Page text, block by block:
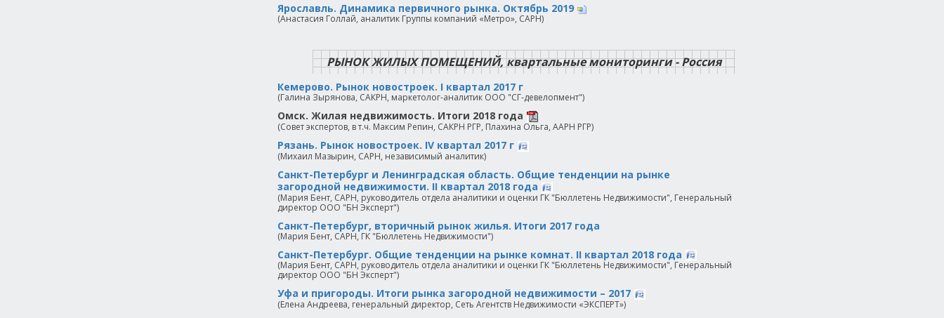
Ярославль. Динамика первичного рынка. Октябрь 2019
(Анастасия Голлай, аналитик Группы компаний «Метро», САРН)
РЫНОК ЖИЛЫХ ПОМЕЩЕНИЙ, квартальные мониторинги - Россия
Кемерово. Рынок новостроек. I квартал 2017 г
(Галина Зырянова, САКРН, маркетолог-аналитик ООО "СГ-девелопмент")
Омск. Жилая недвижимость. Итоги 2018 года
(Совет экспертов, в т.ч. Максим Репин, САКРН РГР, Плахина Ольга, ААРН РГР)
Рязань. Рынок новостроек. IV квартал 2017 г
(Михаил Мазырин, САРН, независимый аналитик)
Санкт-Петербург и Ленинградская область. Общие тенденции на рынке
загородной недвижимости. II квартал 2018 года
(Мария Бент, САРН, руководитель отдела аналитики и оценки ГК "Бюллетень Недвижимости", Генеральный
директор ООО "БН Эксперт")
Санкт-Петербург, вторичный рынок жилья. Итоги 2017 года
(Мария Бент, САРН, ГК "Бюллетень Недвижимости")
Санкт-Петербург. Общие тенденции на рынке комнат. II квартал 2018 года
(Мария Бент, САРН, руководитель отдела аналитики и оценки ГК "Бюллетень Недвижимости", Генеральный
директор ООО "БН Эксперт")
Уфа и пригороды. Итоги рынка загородной недвижимости – 2017
(Елена Андреева, генеральный директор, Сеть Агентств Недвижимости «ЭКСПЕРТ»)